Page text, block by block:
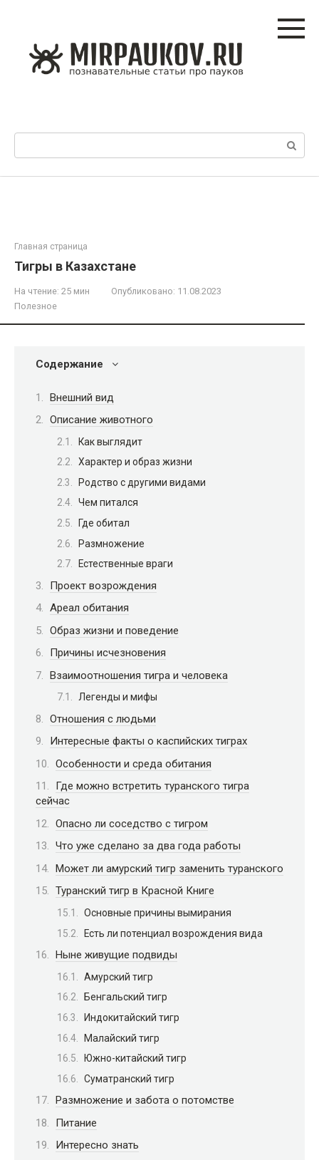
Главная страница
Тигры в Казахстане
На чтение: 25 мин Опубликовано: 11.08.2023
Полезное
Содержание
Внешний вид
Описание животного
Как выглядит
Характер и образ жизни
Родство с другими видами
Чем питался
Где обитал
Размножение
Естественные враги
Проект возрождения
Ареал обитания
Образ жизни и поведение
Причины исчезновения
Взаимоотношения тигра и человека
Легенды и мифы
Отношения с людьми
Интересные факты о каспийских тиграх
Особенности и среда обитания
Где можно встретить туранского тигра
сейчас
Опасно ли соседство с тигром
Что уже сделано за два года работы
Может ли амурский тигр заменить туранского
Туранский тигр в Красной Книге
Основные причины вымирания
Есть ли потенциал возрождения вида
Ныне живущие подвиды
Амурский тигр
Бенгальский тигр
Индокитайский тигр
Малайский тигр
Южно-китайский тигр
Суматранский тигр
Размножение и забота о потомстве
Питание
Интересно знать